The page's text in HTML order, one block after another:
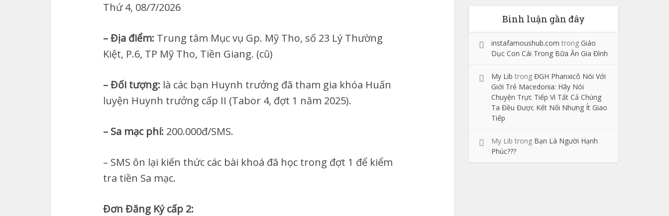
Thứ 4, 08/7/2026
– Địa điểm: Trung tâm Mục vụ Gp. Mỹ Tho, số 23 Lý Thường
Kiệt, P.6, TP Mỹ Tho, Tiền Giang. (cũ)
– Đối tượng: là các bạn Huynh trưởng đã tham gia khóa Huấn
luyện Huynh trưởng cấp II (Tabor 4, đợt 1 năm 2025).
– Sa mạc phí: 200.000đ/SMS.
– SMS ôn lại kiến thức các bài khoá đã học trong đợt 1 để kiểm
tra tiền Sa mạc.
Đơn Đăng Ký cấp 2:
Bình luận gần đây
instafamoushub.com trong Giáo
Dục Con Cái Trong Bữa Ăn Gia Đình
My Lib trong ĐGH Phanxicô Nói Với
Giới Trẻ Macedonia: Hãy Nói
Chuyện Trực Tiếp Vì Tất Cả Chúng
Ta Đều Được Kết Nối Nhưng Ít Giao
Tiếp
My Lib trong Bạn Là Người Hạnh
Phúc???